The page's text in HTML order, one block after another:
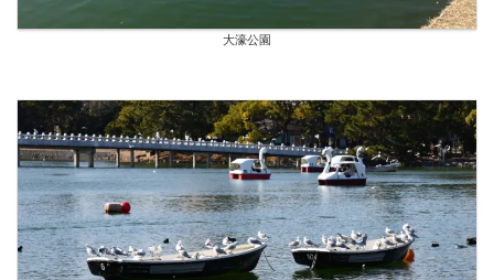
大濠公園